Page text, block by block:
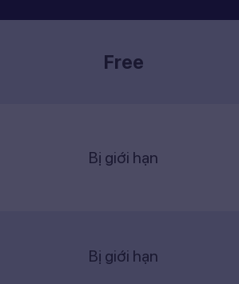
Free
Bị giới hạn
Bị giới hạn